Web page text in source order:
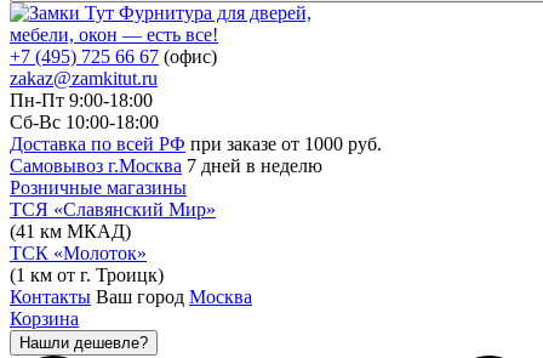
Фурнитура для дверей,
мебели, окон — есть все!
+7 (495) 725 66 67 (офис)
zakaz@zamkitut.ru
Пн-Пт 9:00-18:00
Сб-Вс 10:00-18:00
Доставка по всей РФ при заказе от 1000 руб.
Самовывоз г.Москва 7 дней в неделю
Розничные магазины
ТСЯ «Славянский Мир»
(41 км МКАД)
ТСК «Молоток»
(1 км от г. Троицк)
Контакты Ваш город Москва
Корзина
Нашли дешевле?